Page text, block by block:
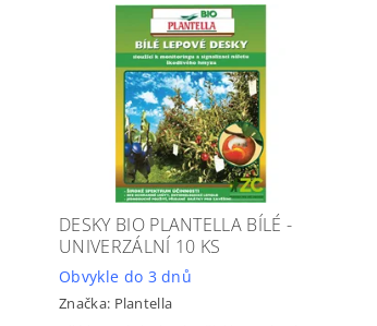
DESKY BIO PLANTELLA BÍLÉ -
UNIVERZÁLNÍ 10 KS
Obvykle do 3 dnů
Značka: Plantella